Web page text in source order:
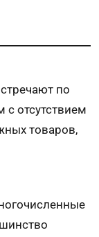
по
с отсутствием
товаров,